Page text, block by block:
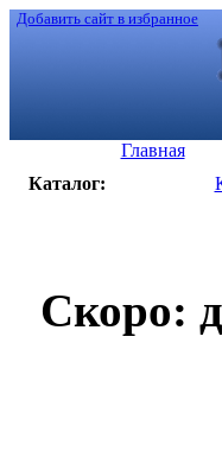
Добавить сайт в избранное
Главная
Каталог:
Скоро: